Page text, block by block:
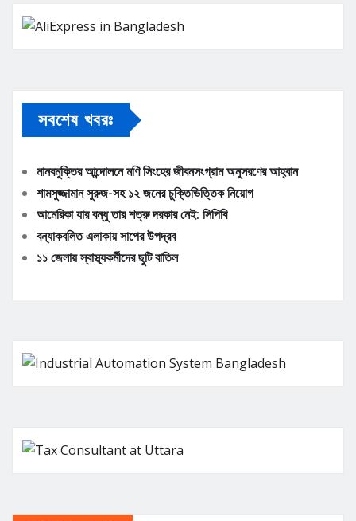
সবশেষ খবরঃ
মানবমুক্তির আন্দোলনে মণি সিংহের জীবনসংগ্রাম অনুসরণের আহ্বান
শামসুজ্জামান সুরুজ-সহ ১২ জনের চুক্তিভিত্তিক নিয়োগ
আমেরিকা যার বন্ধু তার শত্রু দরকার নেই: সিপিবি
বন্যাকবলিত এলাকায় সাপের উপদ্রব
১১ জেলায় স্বাস্থ্যকর্মীদের ছুটি বাতিল